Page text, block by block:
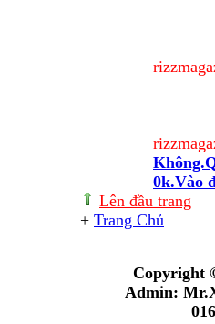
0k.Vào
Lên đầu trang
+ Trang Chủ
Copyright
Admin: